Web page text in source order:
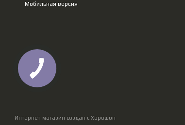
Мобильная версия
Интернет-магазин создан с Хорошоп